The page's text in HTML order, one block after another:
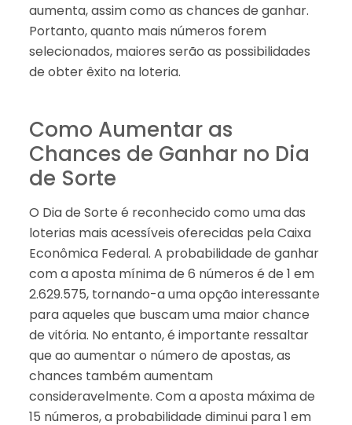
aumenta, assim como as chances de ganhar.
Portanto, quanto mais números forem
selecionados, maiores serão as possibilidades
de obter êxito na loteria.
Como Aumentar as
Chances de Ganhar no Dia
de Sorte
O Dia de Sorte é reconhecido como uma das
loterias mais acessíveis oferecidas pela Caixa
Econômica Federal. A probabilidade de ganhar
com a aposta mínima de 6 números é de 1 em
2.629.575, tornando-a uma opção interessante
para aqueles que buscam uma maior chance
de vitória. No entanto, é importante ressaltar
que ao aumentar o número de apostas, as
chances também aumentam
consideravelmente. Com a aposta máxima de
15 números, a probabilidade diminui para 1 em